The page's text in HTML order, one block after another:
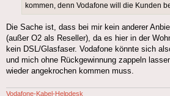
kommen, denn Vodafone will die Kunden
Die Sache ist, dass bei mir kein anderer
(außer O2 als Reseller), da es hier in der
kein DSL/Glasfaser. Vodafone könnte sich
und mich ohne Rückgewinnung zappeln
wieder angekrochen kommen muss.
Vodafone-Kabel-Helpdesk